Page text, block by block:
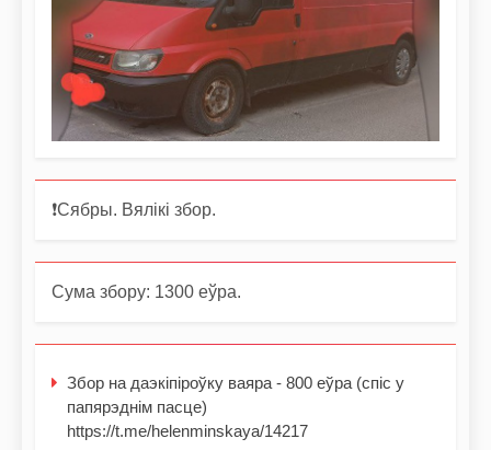
❗️Сябры. Вялікі збор.
Сума збору: 1300 еўра.
Збор на даэкіпіроўку ваяра - 800 еўра (спіс у
папярэднім пасце)
https://t.me/helenminskaya/14217